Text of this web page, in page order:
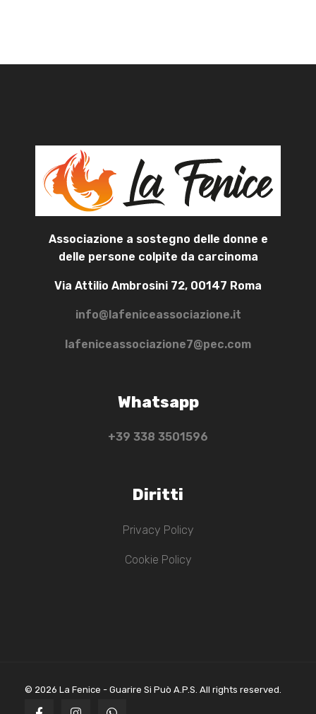
Associazione a sostegno delle donne e
delle persone colpite da carcinoma
Via Attilio Ambrosini 72, 00147 Roma
info@lafeniceassociazione.it
lafeniceassociazione7@pec.com
Whatsapp
+39 ‭338 3501596‬
Diritti
Privacy Policy
Cookie Policy
© 2026 La Fenice - Guarire Si Può A.P.S. All rights reserved.